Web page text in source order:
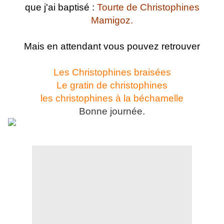
que j'ai baptisé : Tourte de Christophines
Mamigoz.
Mais en attendant vous pouvez retrouver
Les Christophines braisées
Le gratin de christophines
les christophines à la béchamelle
Bonne journée.